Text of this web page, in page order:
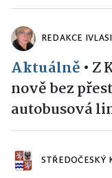
REDAKCE
Aktuálně • Z
nově bez
autobusová
STŘEDOČESKÝ